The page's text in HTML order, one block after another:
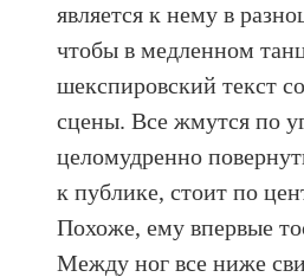
является к нему в
чтобы в медленном
шекспировский текст
сцены. Все жмутся по
целомудренно
к публике, стоит по
Похоже, ему впервые
Между ног все ниже